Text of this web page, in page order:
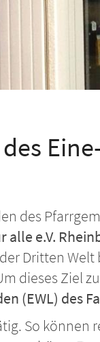
des
alle e.V.
Dritten Welt
dieses Ziel
(EWL) des
So können